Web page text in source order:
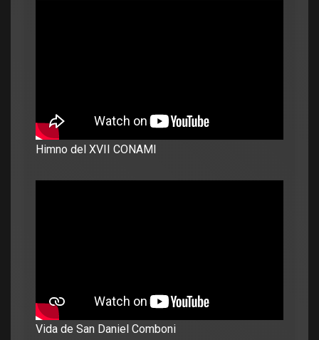
Himno del XVII CONAMI
Vida de San Daniel Comboni